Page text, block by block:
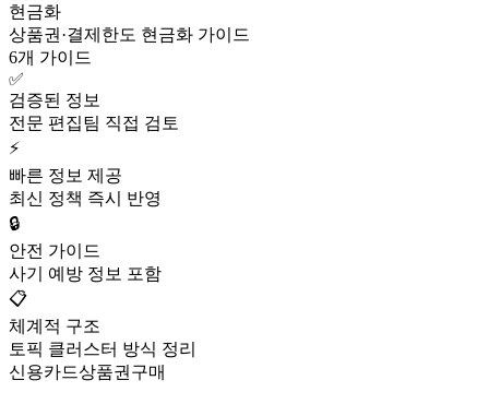
현금화
상품권·결제한도 현금화 가이드
6개 가이드
✅
검증된 정보
전문 편집팀 직접 검토
⚡
빠른 정보 제공
최신 정책 즉시 반영
🔒
안전 가이드
사기 예방 정보 포함
📋
체계적 구조
토픽 클러스터 방식 정리
신용카드상품권구매